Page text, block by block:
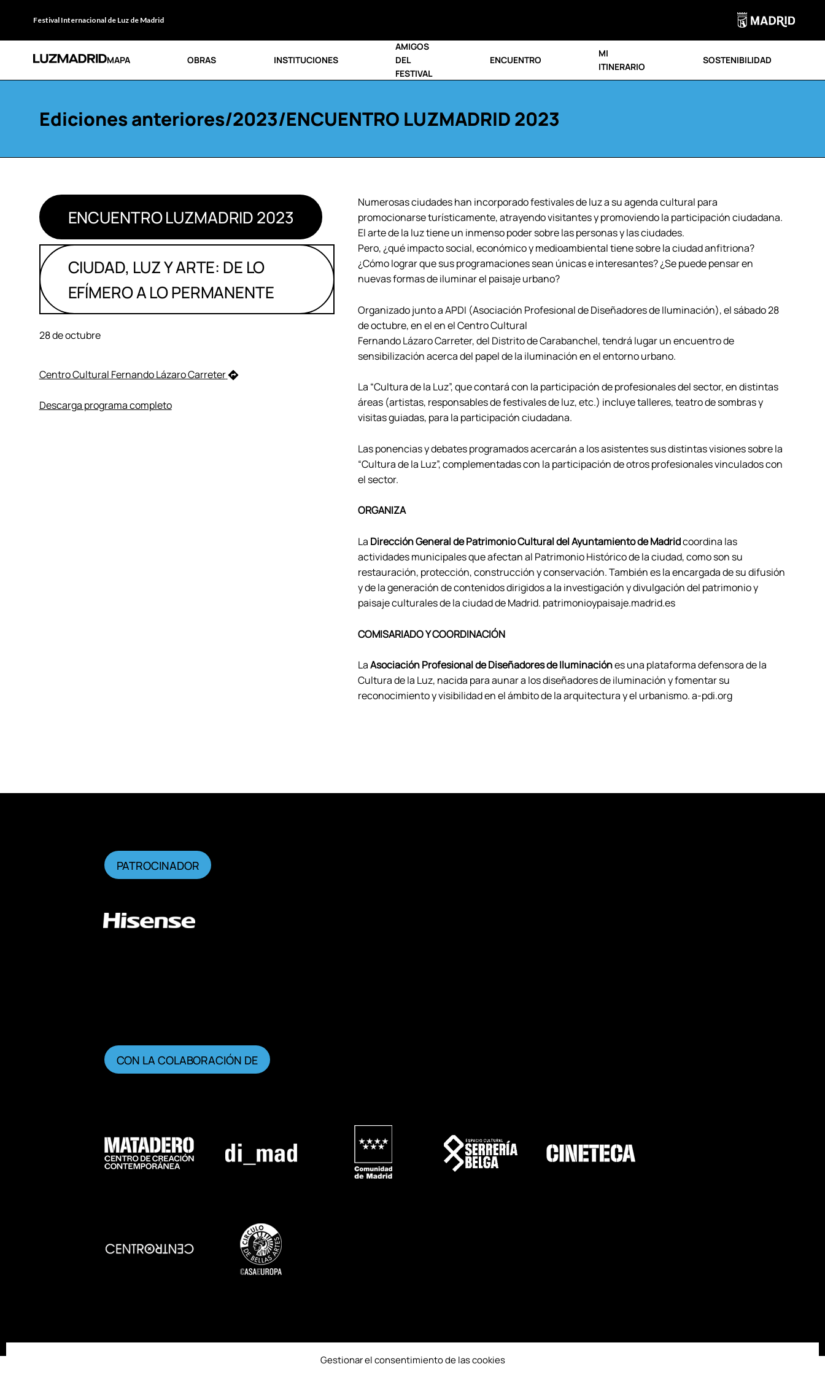
Gestionar el consentimiento de las cookies
Festival Internacional de Luz de Madrid
MAPA OBRAS INSTITUCIONES
AMIGOS
DEL
FESTIVAL
ENCUENTRO
MI
ITINERARIO
SOSTENIBILIDAD
Ediciones anteriores/2023/ENCUENTRO LUZMADRID 2023
ENCUENTRO LUZMADRID 2023
CIUDAD, LUZ Y ARTE: DE LO
EFÍMERO A LO PERMANENTE
28 de octubre
Centro Cultural Fernando Lázaro Carreter
Descarga programa completo
Numerosas ciudades han incorporado festivales de luz a su agenda cultural para
promocionarse turísticamente, atrayendo visitantes y promoviendo la participación ciudadana.
El arte de la luz tiene un inmenso poder sobre las personas y las ciudades.
Pero, ¿qué impacto social, económico y medioambiental tiene sobre la ciudad anfitriona?
¿Cómo lograr que sus programaciones sean únicas e interesantes? ¿Se puede pensar en
nuevas formas de iluminar el paisaje urbano?
Organizado junto a APDI (Asociación Profesional de Diseñadores de Iluminación), el sábado 28
de octubre, en el en el Centro Cultural
Fernando Lázaro Carreter, del Distrito de Carabanchel, tendrá lugar un encuentro de
sensibilización acerca del papel de la iluminación en el entorno urbano.
La “Cultura de la Luz”, que contará con la participación de profesionales del sector, en distintas
áreas (artistas, responsables de festivales de luz, etc.) incluye talleres, teatro de sombras y
visitas guiadas, para la participación ciudadana.
Las ponencias y debates programados acercarán a los asistentes sus distintas visiones sobre la
“Cultura de la Luz”, complementadas con la participación de otros profesionales vinculados con
el sector.
ORGANIZA
La Dirección General de Patrimonio Cultural del Ayuntamiento de Madridcoordina las
actividades municipales que afectan al Patrimonio Histórico de la ciudad, como son su
restauración, protección, construcción y conservación. También es la encargada de su difusión
y de la generación de contenidos dirigidos a la investigación y divulgación del patrimonio y
paisaje culturales de la ciudad de Madrid. patrimonioypaisaje.madrid.es
COMISARIADO Y COORDINACIÓN
LaAsociación Profesional de Diseñadores de Iluminaciónes una plataforma defensora de la
Cultura de la Luz, nacida para aunar a los diseñadores de iluminación y fomentar su
reconocimiento y visibilidad en el ámbito de la arquitectura y el urbanismo. a-pdi.org
PATROCINADOR
CON LA COLABORACIÓN DE